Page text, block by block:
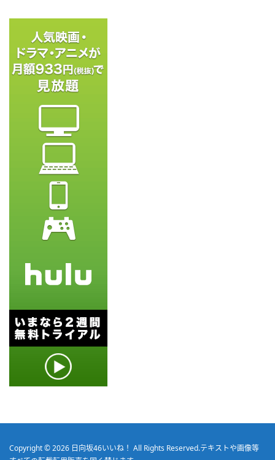
Copyright © 2026 日向坂46いいね！ All Rights Reserved.テキストや画像等